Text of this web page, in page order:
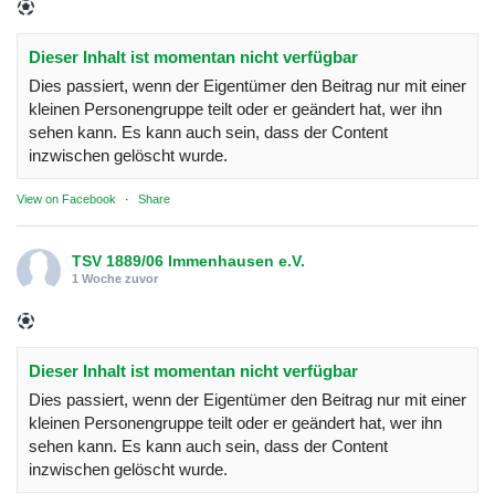
Dieser Inhalt ist momentan nicht verfügbar
Dies passiert, wenn der Eigentümer den Beitrag nur mit einer
kleinen Personengruppe teilt oder er geändert hat, wer ihn
sehen kann. Es kann auch sein, dass der Content
inzwischen gelöscht wurde.
View on Facebook · Share
TSV 1889/06 Immenhausen e.V.
1 Woche zuvor
Dieser Inhalt ist momentan nicht verfügbar
Dies passiert, wenn der Eigentümer den Beitrag nur mit einer
kleinen Personengruppe teilt oder er geändert hat, wer ihn
sehen kann. Es kann auch sein, dass der Content
inzwischen gelöscht wurde.